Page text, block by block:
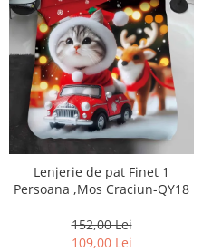
Lenjerie de pat Finet 1
Persoana ,Mos Craciun-QY18
152,00 Lei
109,00 Lei